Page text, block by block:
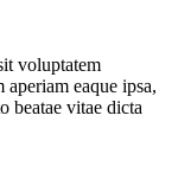
voluptatem
eaque ipsa,
beatae vitae dicta